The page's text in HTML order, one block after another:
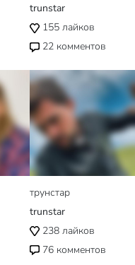
trunstar
155лайков
22комментов
трунстар
trunstar
238лайков
76комментов